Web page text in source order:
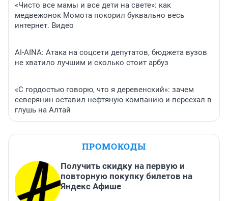
«Чисто все мамы и все дети на свете»: как
медвежонок Момота покорил буквально весь
интернет. Видео
AI-AINA: Атака на соцсети депутатов, бюджета вузов
не хватило лучшим и сколько стоит арбуз
«С гордостью говорю, что я деревенский»: зачем
северянин оставил нефтяную компанию и переехал в
глушь на Алтай
ПРОМОКОДЫ
Получить скидку на первую и
повторную покупку билетов на
Яндекс Афише